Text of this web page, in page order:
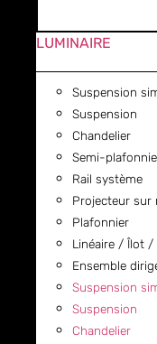
LUMINAIRE
Suspension
Suspension
Chandelier
Semi-
Rail système
Projecteur sur
Plafonnier
Linéaire / Îlot /
Ensemble
Suspension
Suspension
Chandelier